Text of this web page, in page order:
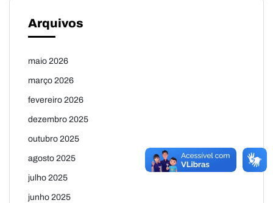
Arquivos
maio 2026
março 2026
fevereiro 2026
dezembro 2025
outubro 2025
agosto 2025
julho 2025
junho 2025